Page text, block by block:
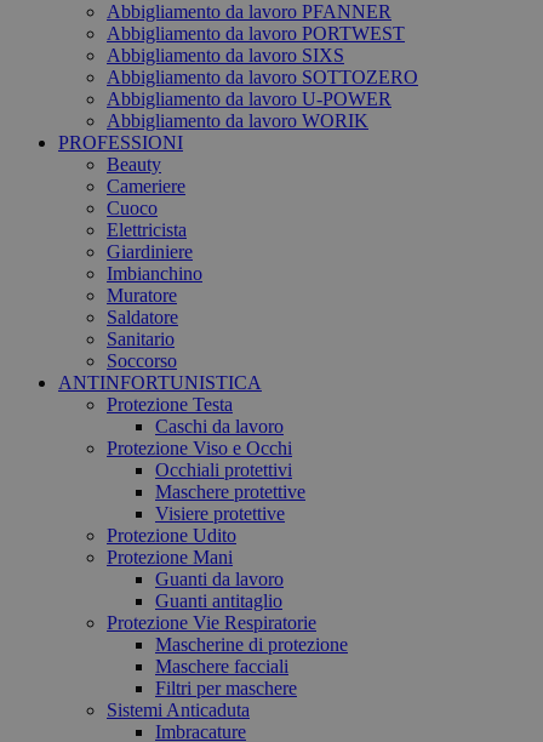
Abbigliamento da lavoro PFANNER
Abbigliamento da lavoro PORTWEST
Abbigliamento da lavoro SIXS
Abbigliamento da lavoro SOTTOZERO
Abbigliamento da lavoro U-POWER
Abbigliamento da lavoro WORIK
PROFESSIONI
Beauty
Cameriere
Cuoco
Elettricista
Giardiniere
Imbianchino
Muratore
Saldatore
Sanitario
Soccorso
ANTINFORTUNISTICA
Protezione Testa
Caschi da lavoro
Protezione Viso e Occhi
Occhiali protettivi
Maschere protettive
Visiere protettive
Protezione Udito
Protezione Mani
Guanti da lavoro
Guanti antitaglio
Protezione Vie Respiratorie
Mascherine di protezione
Maschere facciali
Filtri per maschere
Sistemi Anticaduta
Imbracature